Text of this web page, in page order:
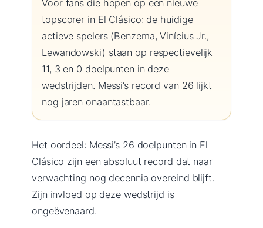
Voor fans die hopen op een nieuwe
topscorer in El Clásico: de huidige
actieve spelers (Benzema, Vinícius Jr.,
Lewandowski) staan op respectievelijk
11, 3 en 0 doelpunten in deze
wedstrijden. Messi’s record van 26 lijkt
nog jaren onaantastbaar.
Het oordeel: Messi’s 26 doelpunten in El
Clásico zijn een absoluut record dat naar
verwachting nog decennia overeind blijft.
Zijn invloed op deze wedstrijd is
ongeëvenaard.